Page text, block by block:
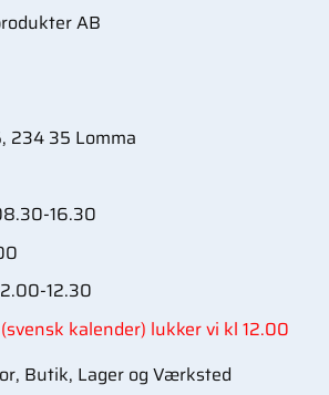
AB
234 35 Lomma
16.30
12.30
kalender) lukker vi kl 12.00
Butik, Lager og Værksted